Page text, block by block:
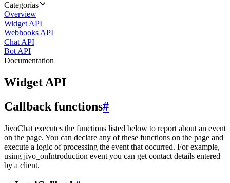
Categorías
Overview
Widget API
Webhooks API
Chat API
Bot API
Documentation
Widget API
Callback functions#
JivoChat executes the functions listed below to report about an event
on the page. You can declare any of these functions on the page and
execute a logic of processing the event that occurred. For example,
using jivo_onIntroduction event you can get contact details entered
by a client.